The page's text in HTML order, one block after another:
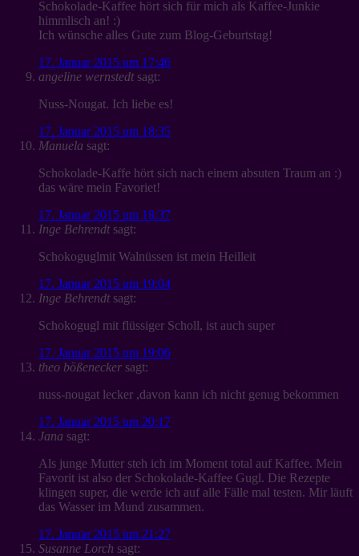
Schokolade-Kaffee hört sich für mich als Kaffee-Junkie
himmlisch an! :)
Ich wünsche alles Gute zum Blog-Geburtstag!
17. Januar 2015 um 17:46
angeline wernstedt sagt:
Nuss-Nougat. Ich liebe es!
17. Januar 2015 um 18:35
Manuela sagt:
Schokolade-Kaffe hört sich nach einem absuten Traum an :)
das wäre mein Favoriet!
17. Januar 2015 um 18:37
Inge Behrendt sagt:
Schokoguglmit Walnüssen ist mein Heilleit
17. Januar 2015 um 19:04
Inge Behrendt sagt:
Schokogugl mit flüssiger Scholl, ist auch super
17. Januar 2015 um 19:06
theo bößenecker sagt:
nuss-nougat lecker ,davon kann ich nicht genug bekommen
17. Januar 2015 um 20:17
Jana sagt:
Als junge Mutter steh ich im Moment total auf Kaffee. Mein
Favorit ist also der Schokolade-Kaffee Gugl. Die Rezepte
klingen super, die werde ich auf alle Fälle mal testen. Mir läuft
das Wasser im Mund zusammen.
17. Januar 2015 um 21:27
Susanne Lorch sagt: